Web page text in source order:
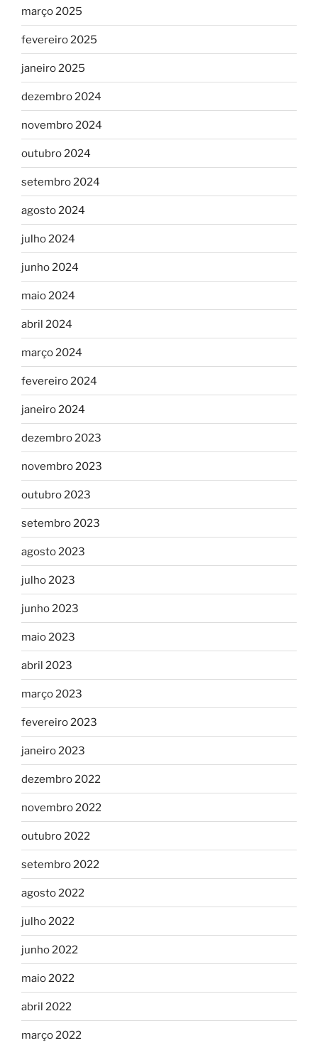
março 2025
fevereiro 2025
janeiro 2025
dezembro 2024
novembro 2024
outubro 2024
setembro 2024
agosto 2024
julho 2024
junho 2024
maio 2024
abril 2024
março 2024
fevereiro 2024
janeiro 2024
dezembro 2023
novembro 2023
outubro 2023
setembro 2023
agosto 2023
julho 2023
junho 2023
maio 2023
abril 2023
março 2023
fevereiro 2023
janeiro 2023
dezembro 2022
novembro 2022
outubro 2022
setembro 2022
agosto 2022
julho 2022
junho 2022
maio 2022
abril 2022
março 2022